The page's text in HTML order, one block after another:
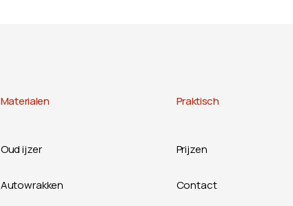
Materialen
Oud ijzer
Autowrakken
Praktisch
Prijzen
Contact